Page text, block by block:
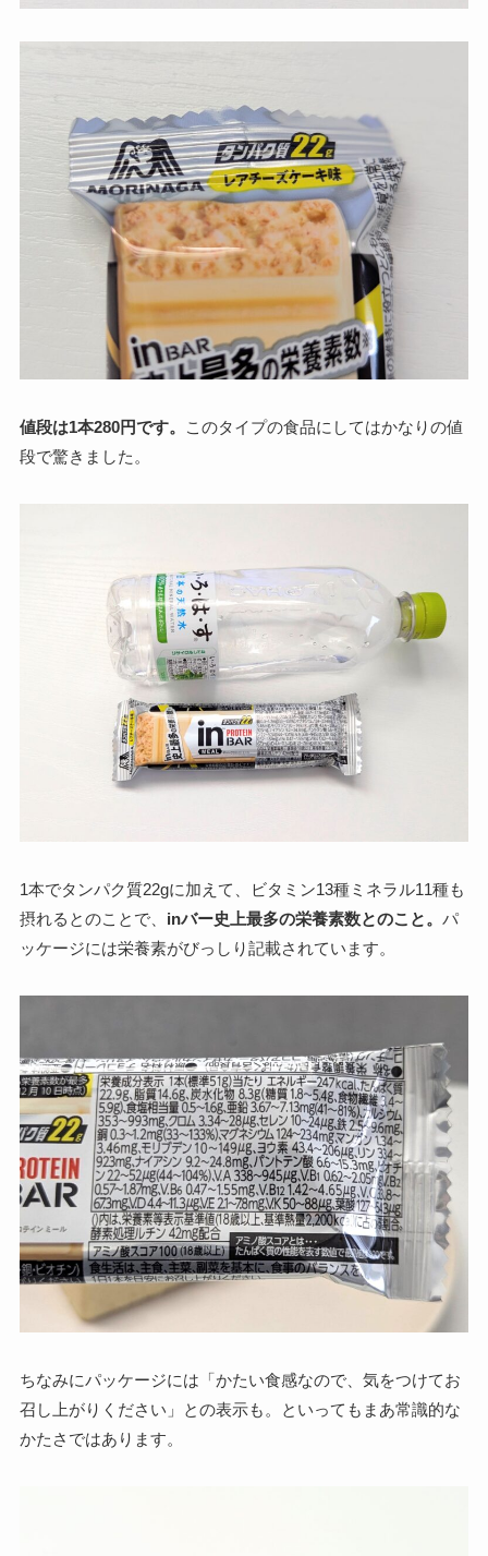
値段は1本280円です。
このタイプの食品にしてはかなりの値
段で驚きました。
1本でタンパク質22gに加えて、ビタミン13種ミネラル11種も
摂れるとのことで、 inバー史上最多の栄養素数とのこと。 パ
ッケージには栄養素がびっしり記載されています。
ちなみにパッケージには「かたい食感なので、気をつけてお
召し上がりください」との表示も。といってもまあ常識的な
かたさではあります。